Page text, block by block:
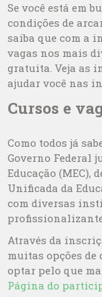
Se você está em
condições de
saiba que com a
vagas nos mais
gratuita. Veja as
ajudar você nas
Cursos e
Como todos já
Governo Federal
Educação (MEC),
Unificada da
com diversas
Através da
muitas opções de
optar pelo que
Página do